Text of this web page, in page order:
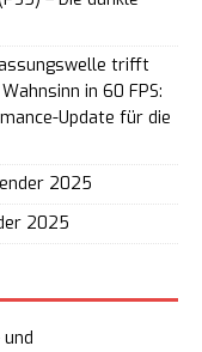
trifft
Wahnsinn in 60 FPS:
Update für die
2025
2025